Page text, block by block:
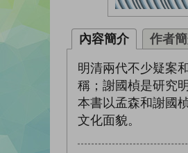
內容簡介 作者
明清兩代不少疑案
稱；謝國楨是研究
本書以孟森和謝國
文化面貌。